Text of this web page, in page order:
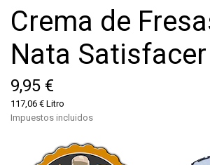
Crema de
Nata Satisfacer
9,95 €
117,06 € Litro
Impuestos incluidos